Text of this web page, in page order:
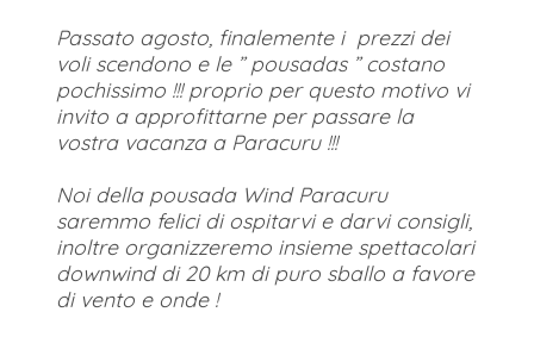
Passato agosto, finalemente i prezzi dei
voli scendono e le ” pousadas ” costano
pochissimo !!! proprio per questo motivo vi
invito a approfittarne per passare la
vostra vacanza a Paracuru !!!
Noi della pousada Wind Paracuru
saremmo felici di ospitarvi e darvi consigli,
inoltre organizzeremo insieme spettacolari
downwind di 20 km di puro sballo a favore
di vento e onde !